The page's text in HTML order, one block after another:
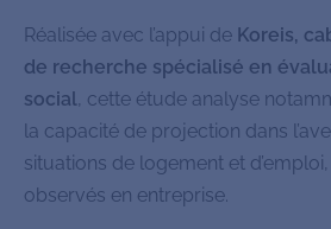
Réalisée avec l’appui de Koreis,
de recherche spécialisé en
social, cette étude analyse
la capacité de projection dans
situations de logement et
observés en entreprise.